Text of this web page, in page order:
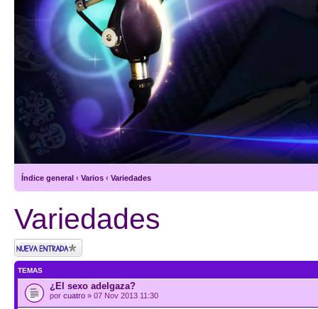
Índice general ‹ Varios ‹ Variedades
Variedades
Publicar un nuevo
tema
TEMAS
¿El sexo adelgaza?
por cuatro » 07 Nov 2013 11:30